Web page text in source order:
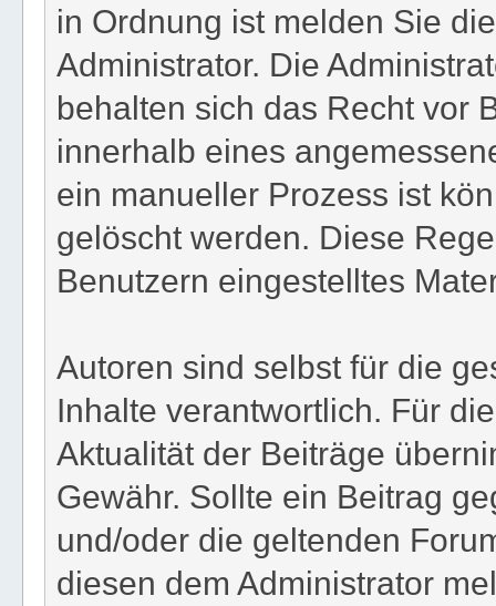
in Ordnung ist melden Sie
Administrator. Die
behalten sich das Recht vor
innerhalb eines
ein manueller Prozess ist
gelöscht werden. Diese
Benutzern eingestelltes
Autoren sind selbst für die
Inhalte verantwortlich. Für
Aktualität der Beiträge
Gewähr. Sollte ein Beitrag
und/oder die geltenden
diesen dem Administrator